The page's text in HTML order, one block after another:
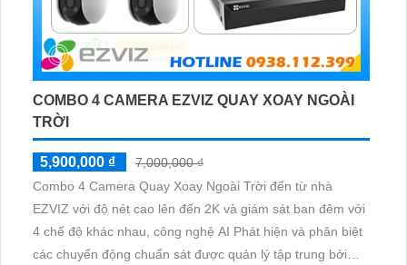
COMBO 4 CAMERA EZVIZ QUAY XOAY NGOÀI
TRỜI
5,900,000 ₫
7,000,000 ₫
Combo 4 Camera Quay Xoay Ngoài Trời đến từ nhà
EZVIZ với độ nét cao lên đến 2K và giám sát ban đêm với
4 chế độ khác nhau, công nghệ AI Phát hiện và phân biệt
các chuyển động chuẩn sát được quản lý tập trung bởi